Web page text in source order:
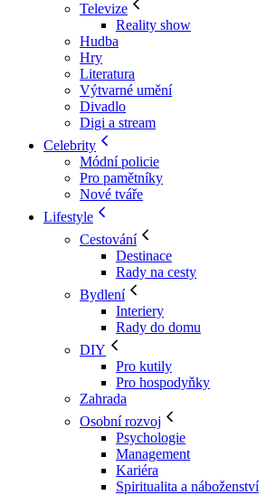
Televize
Reality show
Hudba
Hry
Literatura
Výtvarné umění
Divadlo
Digi a stream
Celebrity
Módní policie
Pro pamětníky
Nové tváře
Lifestyle
Cestování
Destinace
Rady na cesty
Bydlení
Interiery
Rady do domu
DIY
Pro kutily
Pro hospodyňky
Zahrada
Osobní rozvoj
Psychologie
Management
Kariéra
Spiritualita a náboženství